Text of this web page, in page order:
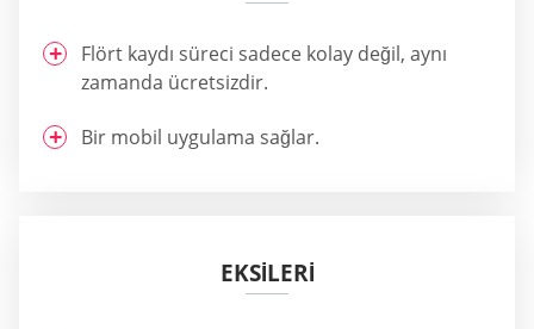
Flört kaydı süreci sadece kolay değil, aynı
zamanda ücretsizdir.
Bir mobil uygulama sağlar.
EKSİLERİ